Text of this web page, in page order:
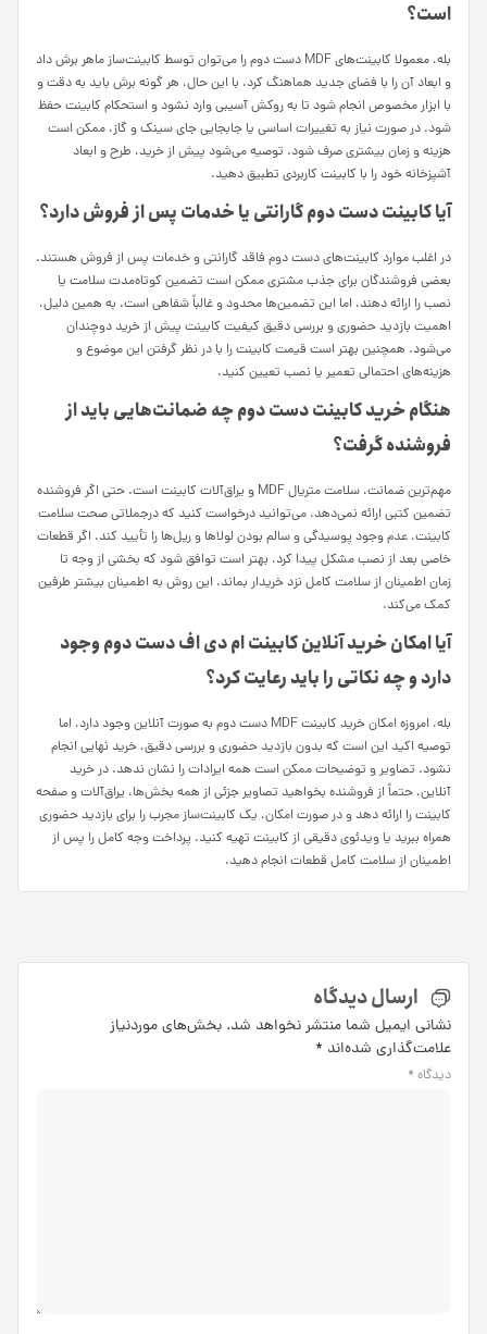
است؟
بله، معمولا کابینت‌های MDF دست دوم را می‌توان توسط کابینت‌ساز ماهر برش داد
و ابعاد آن را با فضای جدید هماهنگ کرد. با این حال، هر گونه برش باید به دقت و
با ابزار مخصوص انجام شود تا به روکش آسیبی وارد نشود و استحکام کابینت حفظ
شود. در صورت نیاز به تغییرات اساسی یا جابجایی جای سینک و گاز، ممکن است
هزینه و زمان بیشتری صرف شود. توصیه می‌شود پیش از خرید، طرح و ابعاد
آشپزخانه خود را با کابینت کاربردی تطبیق دهید.
آیا کابینت دست دوم گارانتی یا خدمات پس از فروش دارد؟
در اغلب موارد کابینت‌های دست دوم فاقد گارانتی و خدمات پس از فروش هستند.
بعضی فروشندگان برای جذب مشتری ممکن است تضمین کوتاه‌مدت سلامت یا
نصب را ارائه دهند، اما این تضمین‌ها محدود و غالباً شفاهی است. به همین دلیل،
اهمیت بازدید حضوری و بررسی دقیق کیفیت کابینت پیش از خرید دوچندان
می‌شود. همچنین بهتر است قیمت کابینت را با در نظر گرفتن این موضوع و
هزینه‌های احتمالی تعمیر یا نصب تعیین کنید.
هنگام خرید کابینت دست دوم چه ضمانت‌هایی باید از
فروشنده گرفت؟
مهم‌ترین ضمانت، سلامت متریال MDF و یراق‌آلات کابینت است. حتی اگر فروشنده
تضمین کتبی ارائه نمی‌دهد، می‌توانید درخواست کنید که درجملاتی صحت سلامت
کابینت، عدم وجود پوسیدگی و سالم بودن لولاها و ریل‌ها را تأیید کند. اگر قطعات
خاصی بعد از نصب مشکل پیدا کرد، بهتر است توافق شود که بخشی از وجه تا
زمان اطمینان از سلامت کامل نزد خریدار بماند. این روش به اطمینان بیشتر طرفین
کمک می‌کند.
آیا امکان خرید آنلاین کابینت ام دی اف دست دوم وجود
دارد و چه نکاتی را باید رعایت کرد؟
بله، امروزه امکان خرید کابینت MDF دست دوم به صورت آنلاین وجود دارد، اما
توصیه اکید این است که بدون بازدید حضوری و بررسی دقیق، خرید نهایی انجام
نشود. تصاویر و توضیحات ممکن است همه ایرادات را نشان ندهد. در خرید
آنلاین، حتماً از فروشنده بخواهید تصاویر جزئی از همه بخش‌ها، یراق‌آلات و صفحه
کابینت را ارائه دهد و در صورت امکان، یک کابینت‌ساز مجرب را برای بازدید حضوری
همراه ببرید یا ویدئوی دقیقی از کابینت تهیه کنید. پرداخت وجه کامل را پس از
اطمینان از سلامت کامل قطعات انجام دهید.
ارسال دیدگاه
نشانی ایمیل شما منتشر نخواهد شد. بخش‌های موردنیاز
علامت‌گذاری شده‌اند *
دیدگاه *